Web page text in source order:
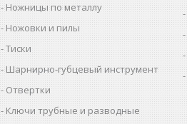
Ножницы по металлу
Ножовки и пилы
Тиски
Шарнирно-губцевый инструмент
Отвертки
Ключи трубные и разводные